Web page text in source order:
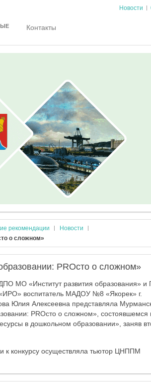
Новости
Контакты
рекомендации
Новости
о сложном»
PROсто о сложном»
МО «Институт развития образования» и
воспитатель МАДОУ №8 «Якорек» г.
Юлия Алексеевна представляла
PROсто о сложном», состоявшемся
в дошкольном образовании», заняв
к конкурсу осуществляла тьютор ЦНППМ